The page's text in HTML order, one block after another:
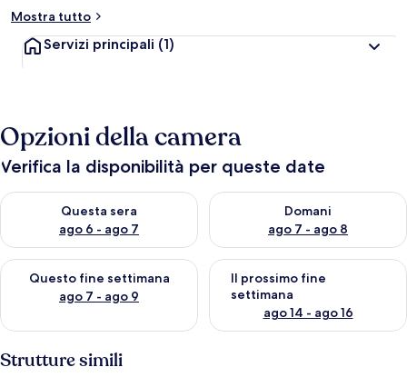
Mostra tutto
Servizi principali (1)
Opzioni della camera
Verifica la disponibilità per queste date
Questa sera
ago 6 - ago 7
Verifica la disponibilità per questa sera, ago 6 - ago 7
Domani
ago 7 - ago 8
Verifica la disponibilità per
Questo fine settimana
ago 7 - ago 9
Verifica la disponibilità per questo fine settimana, ago 7 - ago
Il prossimo fine
settimana
ago 14 - ago 16
Verifica la disponibilità per il
Strutture simili